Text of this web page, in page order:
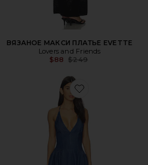
ВЯЗАНОЕ МАКСИ ПЛАТЬЕ EVETTE
Lovers and Friends
$88 Previous price:
$249
Favorite ПЛАТЬЕ JUNI